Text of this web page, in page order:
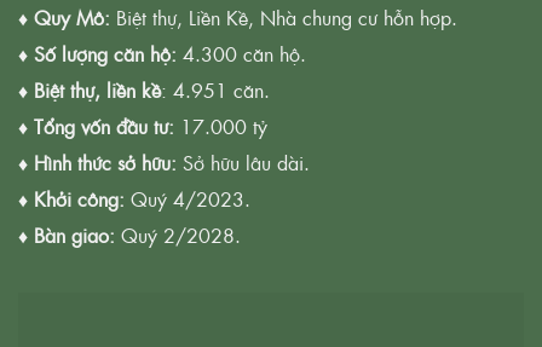
♦ Quy Mô: Biệt thự, Liền Kề, Nhà chung cư hỗn hợp.
♦ Số lượng căn hộ: 4.300 căn hộ.
♦ Biệt thự, liền kề: 4.951 căn.
♦ Tổng vốn đầu tư: 17.000 tỷ
♦ Hình thức sở hữu: Sở hữu lâu dài.
♦ Khởi công: Quý 4/2023.
♦ Bàn giao: Quý 2/2028.